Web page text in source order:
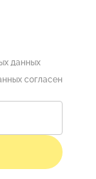
данных
согласен